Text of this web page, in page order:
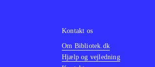
Kontakt os
Om Bibliotek.dk
Hjælp og vejledning